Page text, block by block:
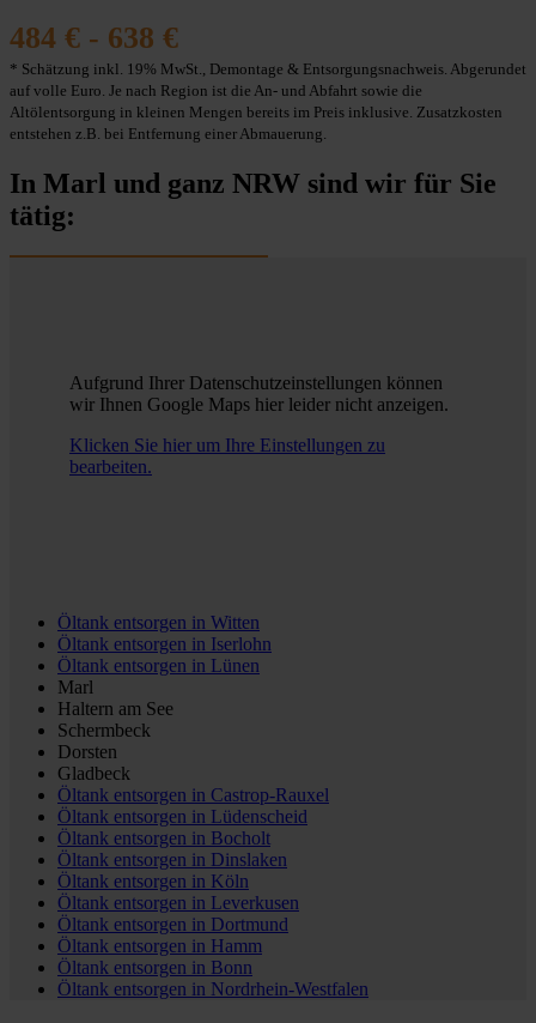
484 € - 638 €
* Schätzung inkl. 19% MwSt., Demontage & Entsorgungsnachweis. Abgerundet
auf volle Euro. Je nach Region ist die An- und Abfahrt sowie die
Altölentsorgung in kleinen Mengen bereits im Preis inklusive. Zusatzkosten
entstehen z.B. bei Entfernung einer Abmauerung.
In Marl und ganz NRW sind wir für Sie
tätig:
Aufgrund Ihrer Datenschutzeinstellungen können
wir Ihnen Google Maps hier leider nicht anzeigen.
Klicken Sie hier um Ihre Einstellungen zu
bearbeiten.
Öltank entsorgen in Witten
Öltank entsorgen in Iserlohn
Öltank entsorgen in Lünen
Marl
Haltern am See
Schermbeck
Dorsten
Gladbeck
Öltank entsorgen in Castrop-Rauxel
Öltank entsorgen in Lüdenscheid
Öltank entsorgen in Bocholt
Öltank entsorgen in Dinslaken
Öltank entsorgen in Köln
Öltank entsorgen in Leverkusen
Öltank entsorgen in Dortmund
Öltank entsorgen in Hamm
Öltank entsorgen in Bonn
Öltank entsorgen in Nordrhein-Westfalen